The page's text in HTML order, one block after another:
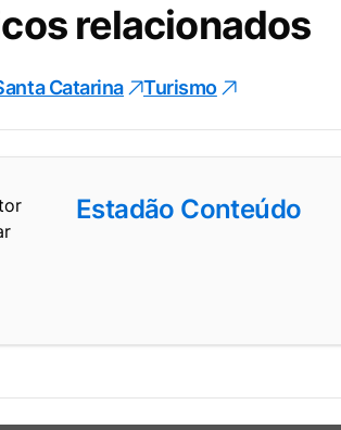
relacionados
Catarina Turismo
Estadão Conteúdo